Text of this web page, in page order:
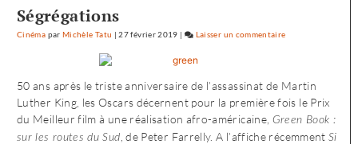
Ségrégations
Cinéma par Michèle Tatu |27 février 2019 | Laisser un commentaire
l’Ouest
de
«
Noureev
50 ans après le triste anniversaire de l’assassinat de Martin
Luther King, les Oscars décernent pour la première fois le Prix
du Meilleur film à une réalisation afro-américaine, Green Book :
sur les routes du Sud , de Peter Farrelly. A l’affiche récemmentSi